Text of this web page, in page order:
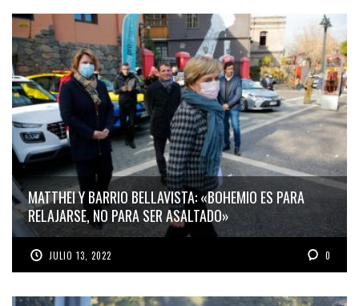
MATTHEI Y BARRIO BELLAVISTA: «BOHEMIO ES PARA
RELAJARSE, NO PARA SER ASALTADO»
JULIO 13, 2022 0